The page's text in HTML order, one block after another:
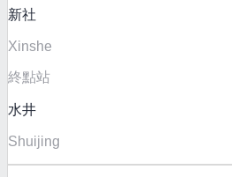
新社
Xinshe
終點站
水井
Shuijing